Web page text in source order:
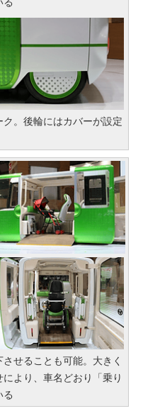
。後輪にはカバーが設定
せることも可能。大きく
より、車名どおり「乗り
る